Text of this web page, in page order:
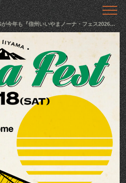
TOP
トップ
ABOUT
LOVERSとは
SHOWS
ライブ情報
LLTV
動画番組
PODCAST
音声番組
いいやまノーナ・フェス2026』開催、お馴染みのメンバーに加えて藤井隆が出演決定